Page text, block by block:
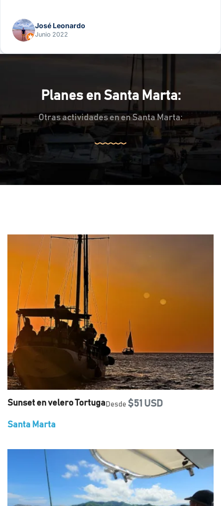
José Leonardo
Junio 2022
Planes en Santa Marta:
Otras actividades en en Santa Marta:
Sunset en velero Tortuga Desde $51 USD
Santa Marta